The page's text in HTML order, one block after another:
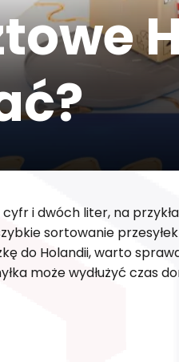
i dwóch liter, na
sortowanie
do Holandii, warto
może wydłużyć czas